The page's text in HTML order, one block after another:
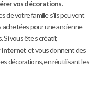
vos décorations.
de votre famille s’ils peuvent
pour une ancienne
Si vous êtes créatif,
internetet vous donnent des
décorations, en réutilisant les